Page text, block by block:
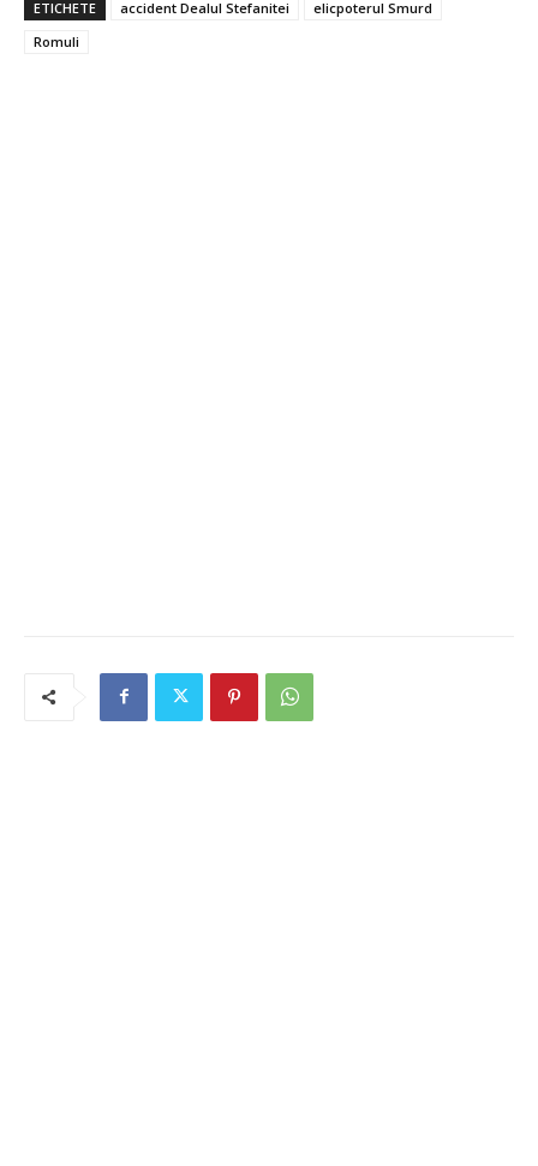
ETICHETE accident Dealul Stefanitei
elicpoterul Smurd
Romuli